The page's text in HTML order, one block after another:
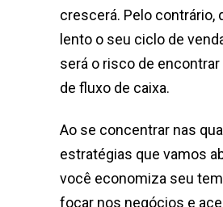
crescerá. Pelo contrário,
lento o seu ciclo de
será o risco de
de fluxo de caixa.
Ao se concentrar nas
estratégias que vamos
você economiza seu
focar nos negócios e